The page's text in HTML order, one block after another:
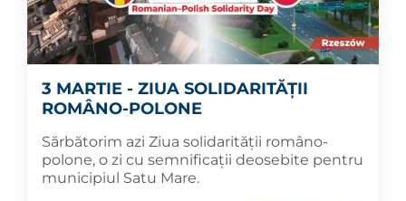
3 MARTIE - ZIUA SOLIDARITĂȚII
ROMÂNO-POLONE
Sărbătorim azi Ziua solidarității româno-
polone, o zi cu semnificații deosebite pentru
municipiul Satu Mare.